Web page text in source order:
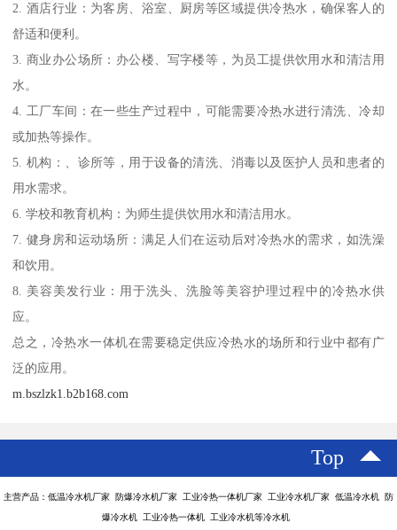
2. 酒店行业：为客房、浴室、厨房等区域提供冷热水，确保客人的
舒适和便利。
3. 商业办公场所：办公楼、写字楼等，为员工提供饮用水和清洁用
水。
4. 工厂车间：在一些生产过程中，可能需要冷热水进行清洗、冷却
或加热等操作。
5. 机构：、诊所等，用于设备的清洗、消毒以及医护人员和患者的
用水需求。
6. 学校和教育机构：为师生提供饮用水和清洁用水。
7. 健身房和运动场所：满足人们在运动后对冷热水的需求，如洗澡
和饮用。
8. 美容美发行业：用于洗头、洗脸等美容护理过程中的冷热水供
应。
总之，冷热水一体机在需要稳定供应冷热水的场所和行业中都有广
泛的应用。
m.bszlzk1.b2b168.com
Top
主营产品：低温冷水机厂家 防爆冷水机厂家 工业冷热一体机厂家 工业冷水机厂家 低温冷水机 防
爆冷水机 工业冷热一体机 工业冷水机等冷水机